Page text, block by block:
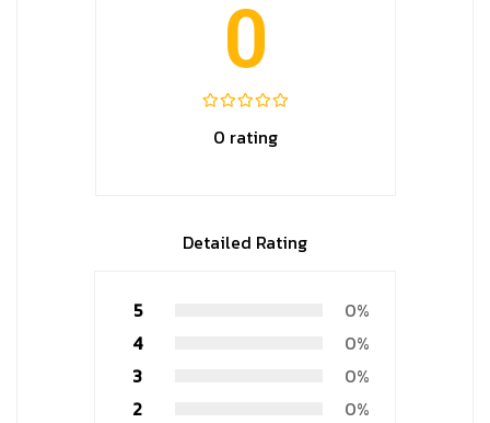
0
0 rating
Detailed Rating
5
0%
4
0%
3
0%
2
0%